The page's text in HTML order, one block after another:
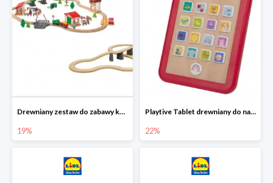
Drewniany zestaw do zabawy kolejką - farma i wiadukt
19%
Playtive Tablet drewniany do nauki, interaktywny
22%